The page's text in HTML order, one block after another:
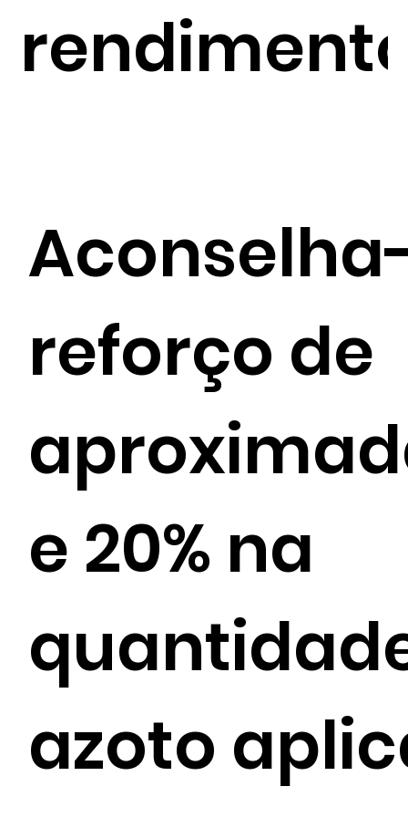
reforço de
e 20% na
azoto